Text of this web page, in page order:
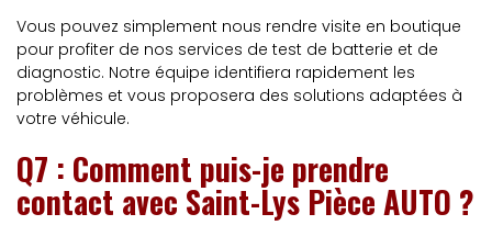
Vous pouvez simplement nous rendre visite en boutique
pour profiter de nos services de test de batterie et de
diagnostic. Notre équipe identifiera rapidement les
problèmes et vous proposera des solutions adaptées à
votre véhicule.
Q7 : Comment puis-je prendre
contact avec Saint-Lys Pièce AUTO ?